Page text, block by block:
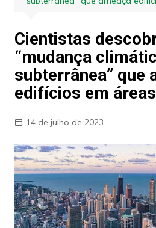
Cientistas
“mudança
subterrânea” que
edifícios em
14 de julho de 2023